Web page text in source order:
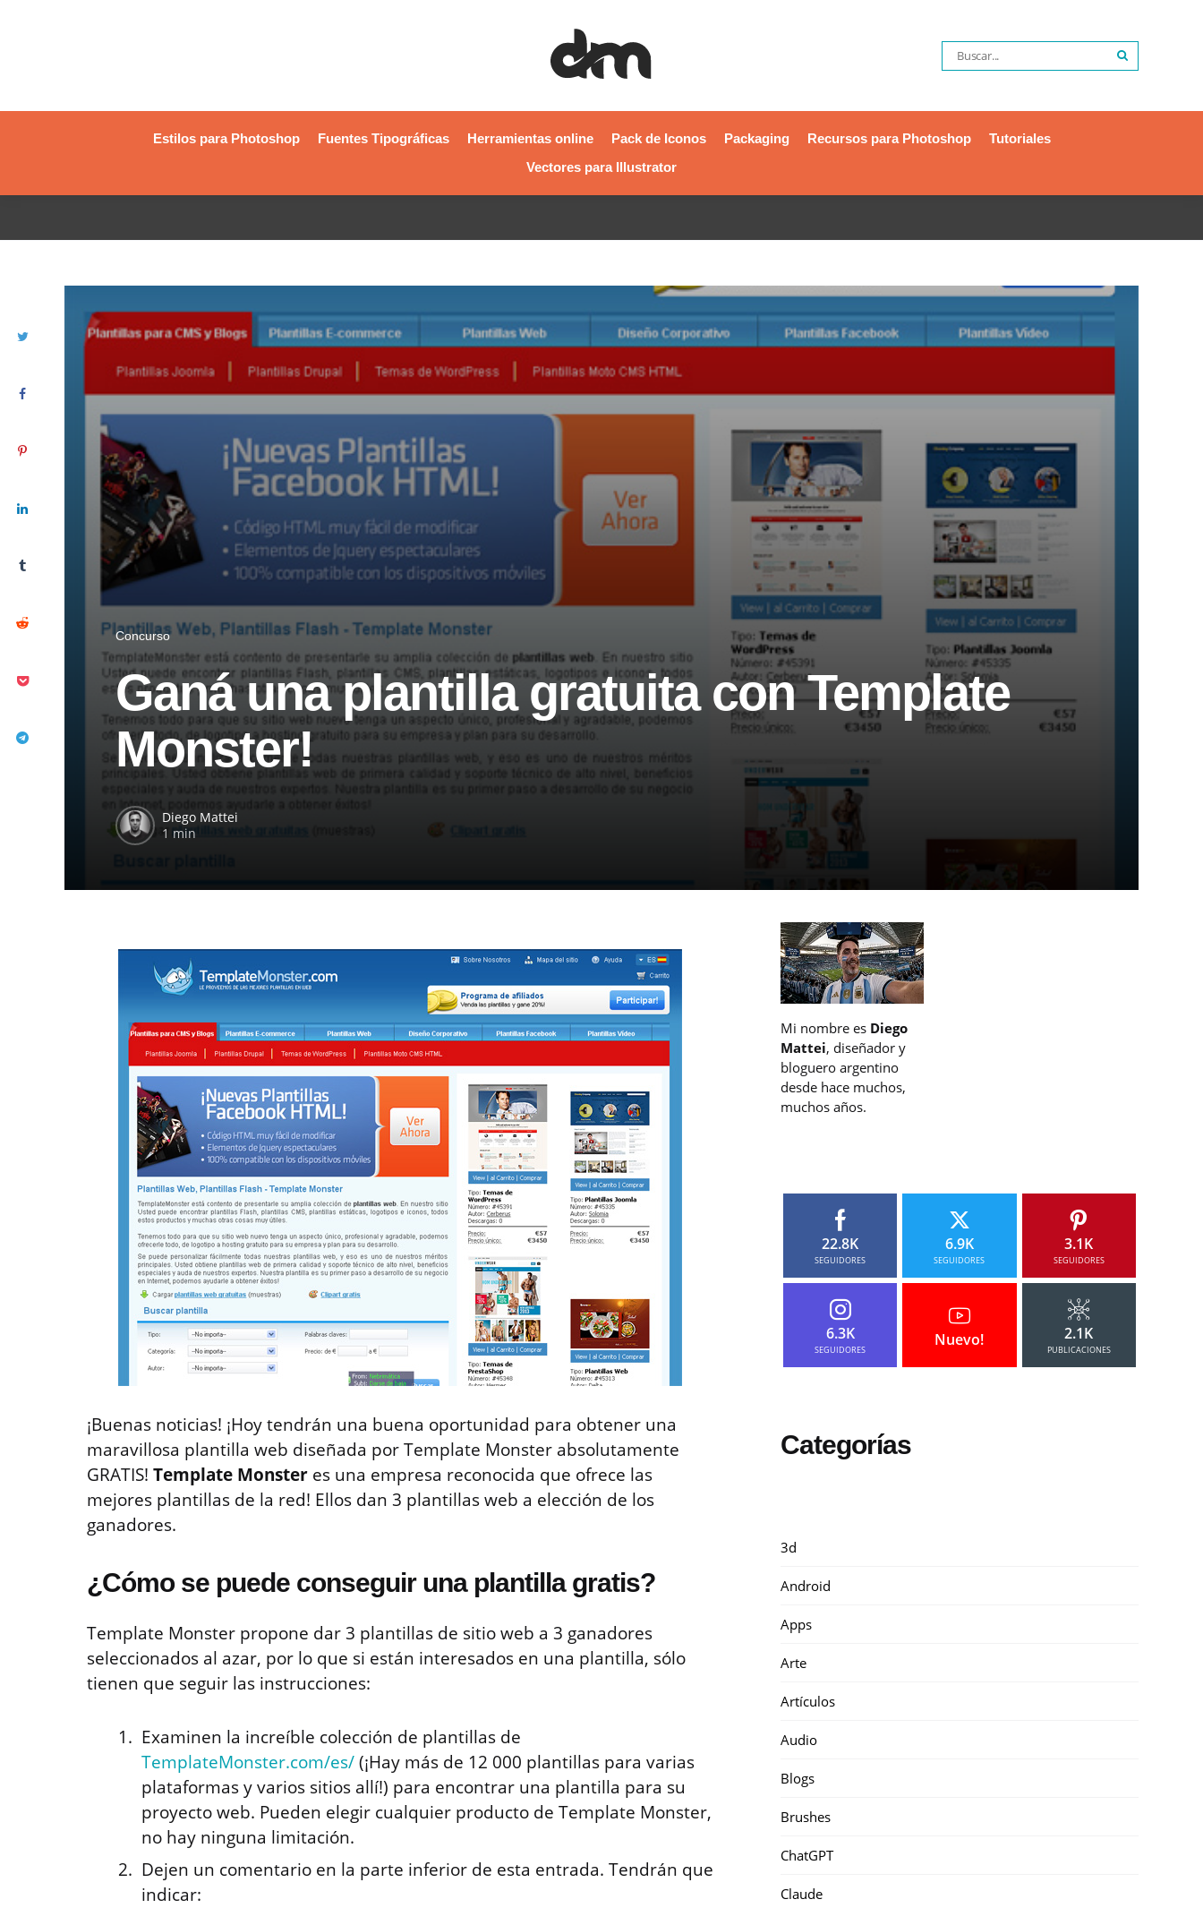
Estilos para Photoshop Fuentes Tipográficas Herramientas online Pack de Iconos Packaging Recursos para Photoshop
Tutoriales
Vectores para Illustrator
Concurso
Ganá una plantilla gratuita con Template
Monster!
Diego Mattei
1 min
¡Buenas noticias! ¡Hoy tendrán una buena oportunidad para obtener una
maravillosa plantilla web diseñada por Template Monster absolutamente
GRATIS! Template Monster es una empresa reconocida que ofrece las
mejores plantillas de la red! Ellos dan 3 plantillas web a elección de los
ganadores.
¿Cómo se puede conseguir una plantilla gratis?
Template Monster propone dar 3 plantillas de sitio web a 3 ganadores
seleccionados al azar, por lo que si están interesados en una plantilla, sólo
tienen que seguir las instrucciones:
Examinen la increíble colección de plantillas de
TemplateMonster.com/es/(¡Hay más de 12 000 plantillas para varias
plataformas y varios sitios allí!) para encontrar una plantilla para su
proyecto web. Pueden elegir cualquier producto de Template Monster,
no hay ninguna limitación.
Dejen un comentario en la parte inferior de esta entrada. Tendrán que
indicar:
Mi nombre es Diego
Mattei, diseñador y
bloguero argentino
desde hace muchos,
muchos años.
22.8K
SEGUIDORES
6.9K
SEGUIDORES
3.1K
SEGUIDORES
6.3K
SEGUIDORES
Nuevo! 2.1K
PUBLICACIONES
Categorías
3d
Android
Apps
Arte
Artículos
Audio
Blogs
Brushes
ChatGPT
Claude